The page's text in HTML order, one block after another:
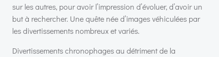
sur les autres, pour avoir l’impression d’évoluer, d’avoir un
but à rechercher. Une quête née d’images véhiculées par
les divertissements nombreux et variés.
Divertissements chronophages au détriment de la